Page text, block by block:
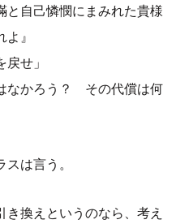
と自己憐憫にまみれた貴様
』
せ」
なかろう？ その代償は何
は言う。
き換えというのなら、考え